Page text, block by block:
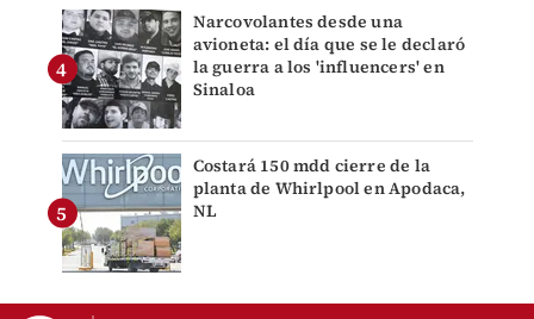
Narcovolantes desde una
avioneta: el día que se le declaró
la guerra a los 'influencers' en
Sinaloa
Costará 150 mdd cierre de la
planta de Whirlpool en Apodaca,
NL